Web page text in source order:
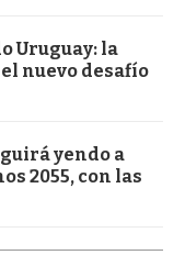
Uruguay: la
nuevo desafío
yendo a
2055, con las